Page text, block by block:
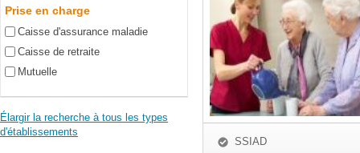
Prise en charge
Caisse d'assurance maladie
Caisse de retraite
Mutuelle
Élargir la recherche à tous les types
d'établissements
SSIAD